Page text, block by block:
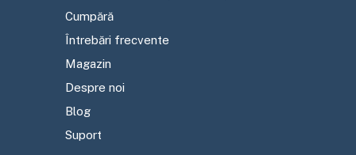
Cumpără
Întrebări frecvente
Magazin
Despre noi
Blog
Suport